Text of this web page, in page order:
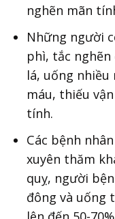
nghẽn mãn
Những người
phì, tắc
lá, uống
máu, thiếu
tính.
Các bệnh
xuyên thăm
quỵ, người
đông và uống